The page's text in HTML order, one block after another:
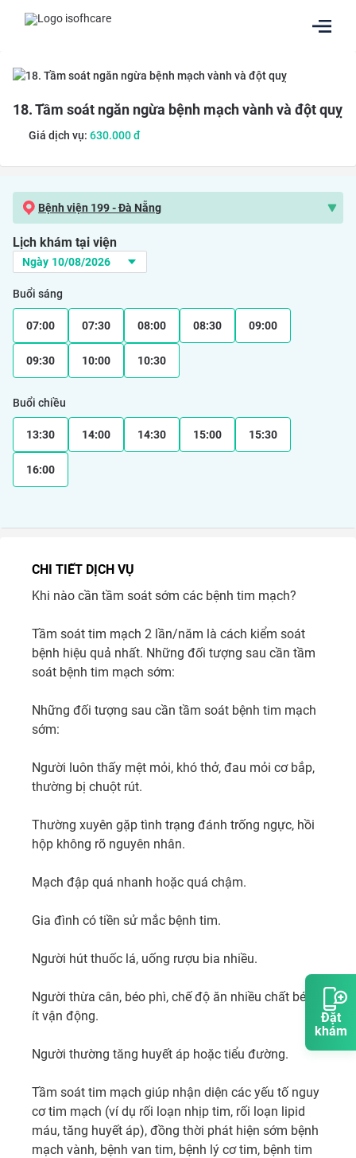
Đặt
khám
18. Tầm soát ngăn ngừa bệnh mạch vành và đột quỵ
Giá dịch vụ: 630.000đ
Bệnh viện 199 - Đà Nẵng
Lịch khám tại viện
Buổi sáng
07:00 07:30 08:00 08:30 09:00
09:30 10:00 10:30
Buổi chiều
13:30 14:00 14:30 15:00 15:30
16:00
CHI TIẾT DỊCH VỤ
Khi nào cần tầm soát sớm các bệnh tim mạch?
Tầm soát tim mạch 2 lần/năm là cách kiểm soát
bệnh hiệu quả nhất. Những đối tượng sau cần tầm
soát bệnh tim mạch sớm:
Những đối tượng sau cần tầm soát bệnh tim mạch
sớm:
Người luôn thấy mệt mỏi, khó thở, đau mỏi cơ bắp,
thường bị chuột rút.
Thường xuyên gặp tình trạng đánh trống ngực, hồi
hộp không rõ nguyên nhân.
Mạch đập quá nhanh hoặc quá chậm.
Gia đình có tiền sử mắc bệnh tim.
Người hút thuốc lá, uống rượu bia nhiều.
Người thừa cân, béo phì, chế độ ăn nhiều chất béo,
ít vận động.
Người thường tăng huyết áp hoặc tiểu đường.
Tầm soát tim mạch giúp nhận diện các yếu tố nguy
cơ tim mạch (ví dụ rối loạn nhịp tim, rối loạn lipid
máu, tăng huyết áp), đồng thời phát hiện sớm bệnh
mạch vành, bệnh van tim, bệnh lý cơ tim, bệnh tim